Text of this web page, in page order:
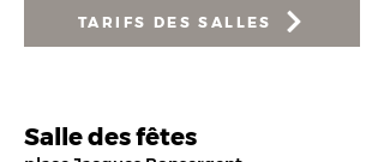
TARIFS DES SALLES
Salle des fêtes